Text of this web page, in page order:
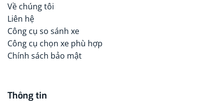
Về chúng tôi
Liên hệ
Công cụ so sánh xe
Công cụ chọn xe phù hợp
Chính sách bảo mật
Thông tin